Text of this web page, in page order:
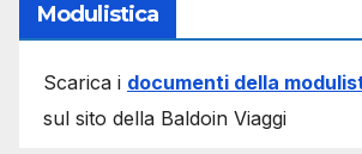
Modulistica
Scarica i documenti della
sul sito della Baldoin Viaggi